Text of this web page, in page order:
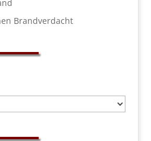
Brandverdacht